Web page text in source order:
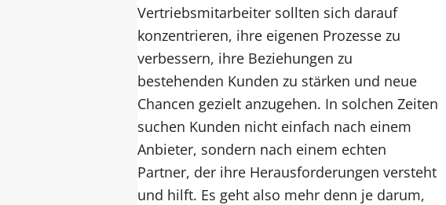
Vertriebsmitarbeiter sollten sich darauf
konzentrieren, ihre eigenen Prozesse zu
verbessern, ihre Beziehungen zu
bestehenden Kunden zu stärken und neue
Chancen gezielt anzugehen. In solchen Zeiten
suchen Kunden nicht einfach nach einem
Anbieter, sondern nach einem echten
Partner, der ihre Herausforderungen versteht
und hilft. Es geht also mehr denn je darum,